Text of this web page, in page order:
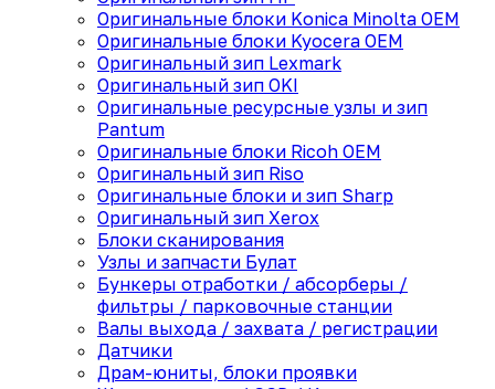
Оригинальные блоки Konica Minolta OEM
Оригинальные блоки Kyocera OEM
Оригинальный зип Lexmark
Оригинальный зип OKI
Оригинальные ресурсные узлы и зип
Pantum
Оригинальные блоки Ricoh OEM
Оригинальный зип Riso
Оригинальные блоки и зип Sharp
Оригинальный зип Xerox
Блоки сканирования
Узлы и запчасти Булат
Бункеры отработки / абсорберы /
фильтры / парковочные станции
Валы выхода / захвата / регистрации
Датчики
Драм-юниты, блоки проявки